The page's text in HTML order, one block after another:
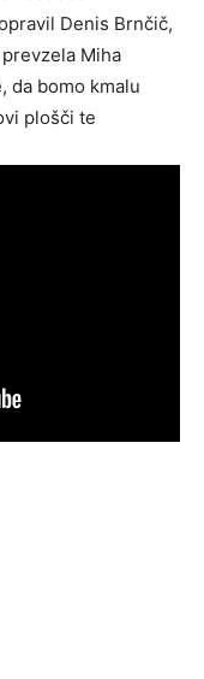
Denis Brnčič,
Miha
da bomo kmalu
plošči te